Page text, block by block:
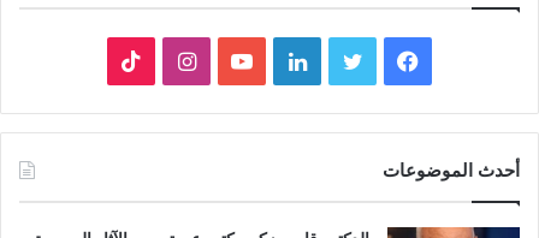
فيسبوك تويتر لينكدإنيوتيوبانستقرام
أحدث الموضوعات